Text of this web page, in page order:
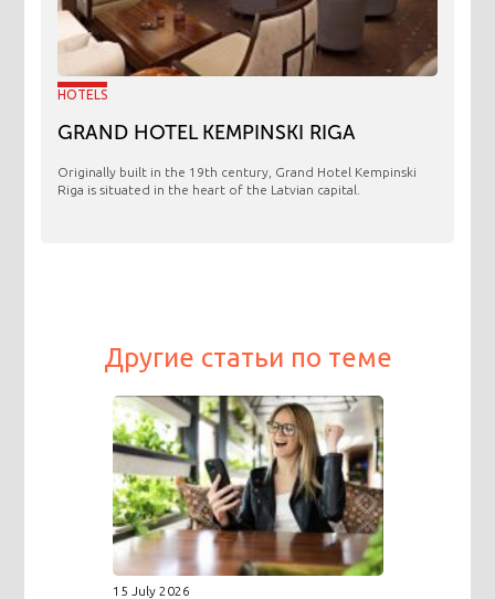
HOTELS
GRAND HOTEL KEMPINSKI RIGA
Originally built in the 19th century, Grand Hotel Kempinski
Riga is situated in the heart of the Latvian capital.
Другие статьи по теме
15 July 2026